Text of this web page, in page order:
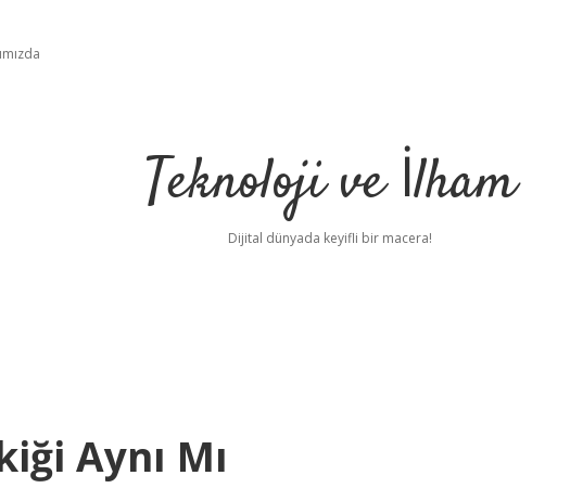
Teknoloji ve İlham
Dijital dünyada keyifli bir macera!
Aynı Mı